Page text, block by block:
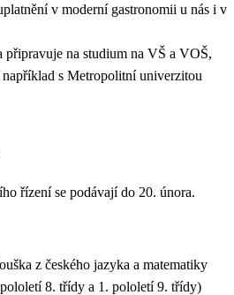
v moderní gastronomii u nás i v
připravuje na studium na VŠ a VOŠ,
s Metropolitní univerzitou
řízení se podávají do 20. února.
z českého jazyka a matematiky
8. třídy a 1. pololetí 9. třídy)